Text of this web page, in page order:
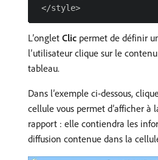
L’onglet Clic permet de définir
l’utilisateur clique sur le
tableau.
Dans l’exemple ci-dessous,
cellule vous permet d’afficher à
rapport : elle contiendra les
diffusion contenue dans la